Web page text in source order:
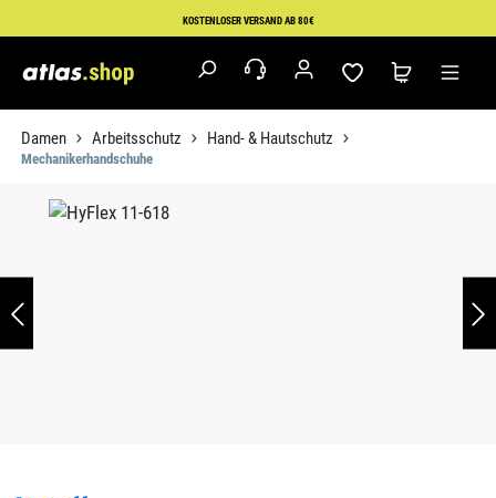
Zum Hauptinhalt springenKOSTENLOSER VERSAND AB 80€
Damen Arbeitsschutz Hand- & Hautschutz
Mechanikerhandschuhe
Bildergalerie überspringen